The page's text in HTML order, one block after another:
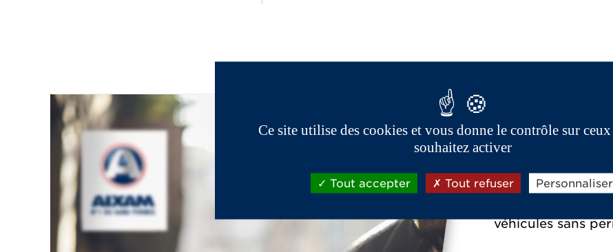
AIXAM , c'est
points de
Belgique
Le réseau
véhicules sans
Ce site utilise des cookies et vous donne le contrôle sur
souhaitez activer
Tout accepter Tout refuser Personnaliser